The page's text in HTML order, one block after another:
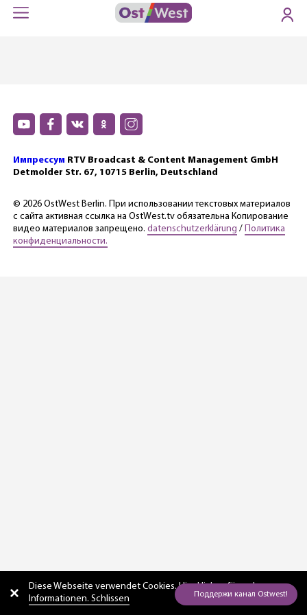
Импрессум RTV Broadcast & Content Management GmbH
Detmolder Str. 67, 10715 Berlin, Deutschland
© 2026 OstWest Berlin. При использовании текстовых материалов
с сайта активная ссылка на OstWest.tv обязательна Копирование
видео материалов запрещено. datenschutzerklärung / Политика
конфиденциальности.
Diese Webseite verwendet Cookies. Hierklicken für mehr
Informationen. Schlissen